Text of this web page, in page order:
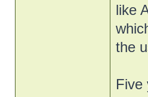
like
the
Five